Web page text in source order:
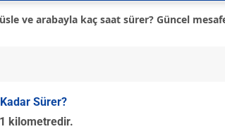
ve arabayla kaç saat sürer? Güncel
Sürer?
kilometredir.